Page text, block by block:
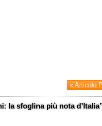
« Articolo
la sfoglina più nota